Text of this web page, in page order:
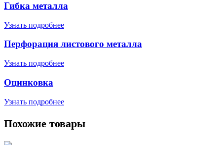
Гибка металла
Узнать подробнее
Перфорация листового металла
Узнать подробнее
Оцинковка
Узнать подробнее
Похожие товары